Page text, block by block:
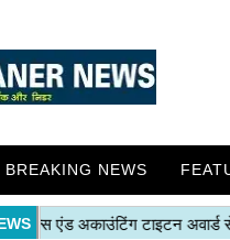
BREAKING NEWS